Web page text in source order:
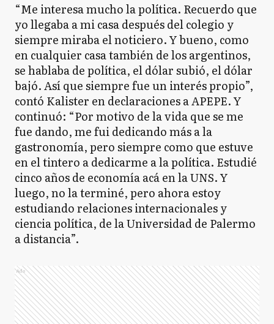
“Me interesa mucho la política. Recuerdo que
yo llegaba a mi casa después del colegio y
siempre miraba el noticiero. Y bueno, como
en cualquier casa también de los argentinos,
se hablaba de política, el dólar subió, el dólar
bajó. Así que siempre fue un interés propio”,
contó Kalister en declaraciones a APEPE. Y
continuó: “Por motivo de la vida que se me
fue dando, me fui dedicando más a la
gastronomía, pero siempre como que estuve
en el tintero a dedicarme a la política. Estudié
cinco años de economía acá en la UNS. Y
luego, no la terminé, pero ahora estoy
estudiando relaciones internacionales y
ciencia política, de la Universidad de Palermo
a distancia”.
Ads